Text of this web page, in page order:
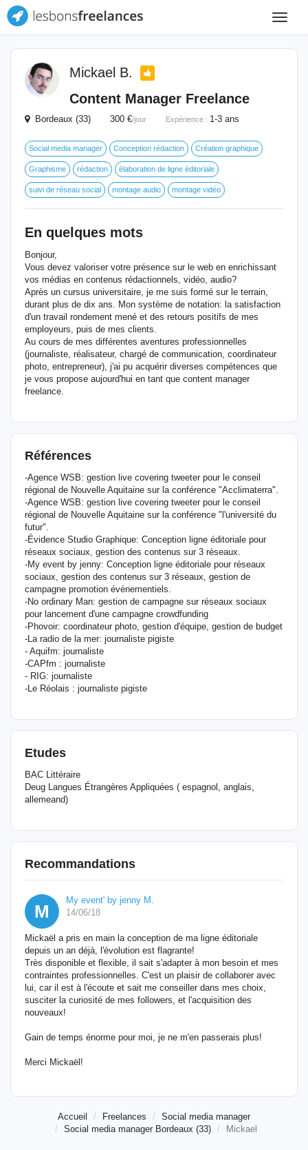
Toggle
Mickael B.
Content Manager Freelance
Bordeaux (33) 300 €/jour Expérience : 1-3 ans
Social media manager Conception rédaction Création graphique
Graphisme rédaction élaboration de ligne éditoriale
suivi de réseau social montage audio montage vidéo
En quelques mots
Bonjour,
Vous devez valoriser votre présence sur le web en enrichissant
vos médias en contenus rédactionnels, vidéo, audio?
Après un cursus universitaire, je me suis formé sur le terrain,
durant plus de dix ans. Mon système de notation: la satisfaction
d'un travail rondement mené et des retours positifs de mes
employeurs, puis de mes clients.
Au cours de mes différentes aventures professionnelles
(journaliste, réalisateur, chargé de communication, coordinateur
photo, entrepreneur), j'ai pu acquérir diverses compétences que
je vous propose aujourd'hui en tant que content manager
freelance.
Références
-Agence WSB: gestion live covering tweeter pour le conseil
régional de Nouvelle Aquitaine sur la conférence "Acclimaterra".
-Agence WSB: gestion live covering tweeter pour le conseil
régional de Nouvelle Aquitaine sur la conférence "l'université du
futur".
-Évidence Studio Graphique: Conception ligne éditoriale pour
réseaux sociaux, gestion des contenus sur 3 réseaux.
-My event by jenny: Conception ligne éditoriale pour réseaux
sociaux, gestion des contenus sur 3 réseaux, gestion de
campagne promotion événementiels.
-No ordinary Man: gestion de campagne sur réseaux sociaux
pour lancement d'une campagne crowdfunding
-Phovoir: coordinateur photo, gestion d'équipe, gestion de budget
-La radio de la mer: journaliste pigiste
- Aquifm: journaliste
-CAPfm : journaliste
- RIG: journaliste
-Le Réolais : journaliste pigiste
Etudes
BAC Littéraire
Deug Langues Étrangères Appliquées ( espagnol, anglais,
allemeand)
Recommandations
M
My event' by jenny M.
14/06/18
Mickaël a pris en main la conception de ma ligne éditoriale
depuis un an déjà, l'évolution est flagrante!
Très disponible et flexible, il sait s'adapter à mon besoin et mes
contraintes professionnelles. C'est un plaisir de collaborer avec
lui, car il est à l'écoute et sait me conseiller dans mes choix,
susciter la curiosité de mes followers, et l'acquisition des
nouveaux!
Gain de temps énorme pour moi, je ne m'en passerais plus!
Merci Mickaël!
Accueil Freelances
Social media manager
Social media manager Bordeaux (33)
Mickael